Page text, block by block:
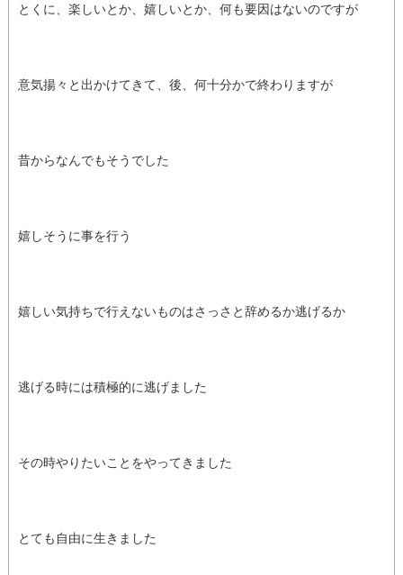
とくに、楽しいとか、嬉しいとか、何も要因はないのですが
意気揚々と出かけてきて、後、何十分かで終わりますが
昔からなんでもそうでした
嬉しそうに事を行う
嬉しい気持ちで行えないものはさっさと辞めるか逃げるか
逃げる時には積極的に逃げました
その時やりたいことをやってきました
とても自由に生きました